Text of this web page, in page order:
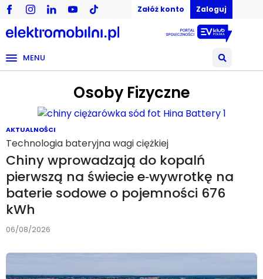
Załóż konto Zaloguj
MENU
Osoby Fizyczne
AKTUALNOŚCI
Technologia bateryjna wagi ciężkiej
Chiny wprowadzają do kopalń
pierwszą na świecie e‑wywrotkę na
baterie sodowe o pojemności 676
kWh
06/08/2026